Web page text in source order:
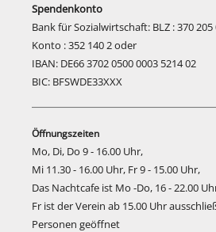
Spendenkonto
Bank für Sozialwirtschaft: BLZ : 370 205
Konto : 352 140 2 oder
IBAN: DE66 3702 0500 0003 5214 02
BIC: BFSWDE33XXX
Öffnungszeiten
Mo, Di, Do 9 - 16.00 Uhr,
Mi 11.30 - 16.00 Uhr, Fr 9 - 15.00 Uhr,
Das Nachtcafe ist Mo -Do, 16 - 22.00
Fr ist der Verein ab 15.00 Uhr
Personen geöffnet